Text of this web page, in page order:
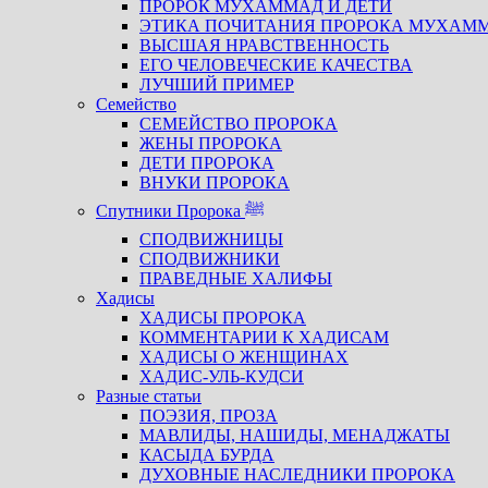
ПРОРОК МУХАММАД И ДЕТИ
ЭТИКА ПОЧИТАНИЯ ПРОРОКА
ВЫСШАЯ НРАВСТВЕННОСТЬ
ЕГО ЧЕЛОВЕЧЕСКИЕ КАЧЕСТВА
ЛУЧШИЙ ПРИМЕР
Семейство
СЕМЕЙСТВО ПРОРОКА
ЖЕНЫ ПРОРОКА
ДЕТИ ПРОРОКА
ВНУКИ ПРОРОКА
Спутники Пророка ﷺ
СПОДВИЖНИЦЫ
СПОДВИЖНИКИ
ПРАВЕДНЫЕ ХАЛИФЫ
Хадисы
ХАДИСЫ ПРОРОКА
КОММЕНТАРИИ К ХАДИСАМ
ХАДИСЫ О ЖЕНЩИНАХ
ХАДИС-УЛЬ-КУДСИ
Разные статьи
ПОЭЗИЯ, ПРОЗА
МАВЛИДЫ, НАШИДЫ, МЕНАДЖАТЫ
КАСЫДА БУРДА
ДУХОВНЫЕ НАСЛЕДНИКИ ПРОРОКА